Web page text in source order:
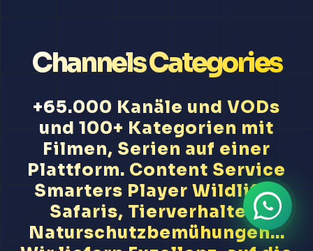
Channels Categories
+65.000 Kanäle und VODs
und 100+ Kategorien mit
Filmen, Serien auf einer
Plattform. Content Service
Smarters Player Wildlife-
Safaris, Tierverhalten,
Naturschutzbemühungen...